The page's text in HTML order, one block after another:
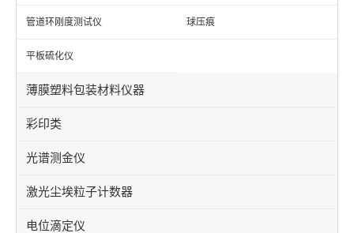
管道环刚度测试仪 球压痕
平板硫化仪
薄膜塑料包装材料仪器
彩印类
光谱测金仪
激光尘埃粒子计数器
电位滴定仪